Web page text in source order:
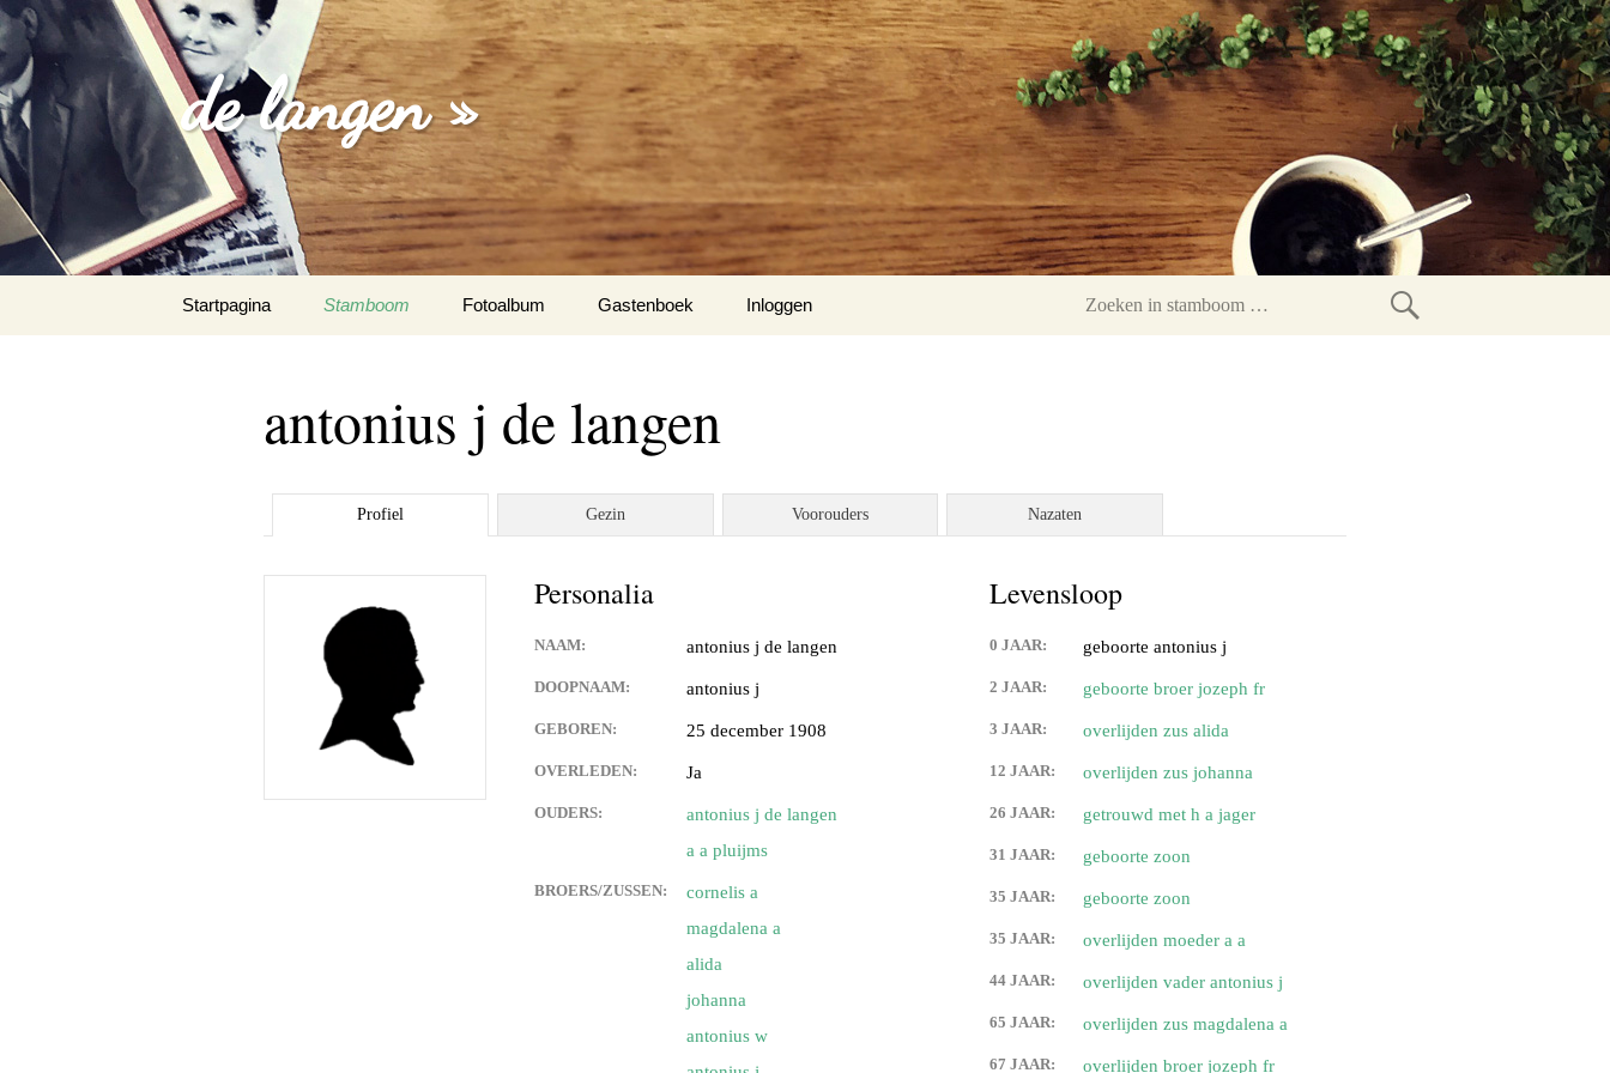
de langen »
naar
Startpagina Stamboom Fotoalbum
familie foto’s
lieke bouwman
sandra van eck
Fotoalbum van franciscus cornelis (sr)
Gastenboek
Inloggen
Zoeken
antonius j de langen
Profiel Gezin Voorouders Nazaten
Personalia
NAAM: antonius j de langen
DOOPNAAM: antonius j
GEBOREN: 25 december 1908
OVERLEDEN: Ja
OUDERS:
antonius j de langen
a a pluijms
BROERS/ZUSSEN:
cornelis a
magdalena a
alida
johanna
antonius w
Levensloop
0 JAAR: geboorte antonius j
2 JAAR: geboorte broer jozeph fr
3 JAAR: overlijden zus alida
12 JAAR: overlijden zus johanna
26 JAAR: getrouwd met h a jager
31 JAAR: geboorte zoon
35 JAAR: geboorte zoon
35 JAAR: overlijden moeder a a
44 JAAR: overlijden vader antonius j
65 JAAR: overlijden zus magdalena a
67 JAAR: overlijden broer jozeph fr